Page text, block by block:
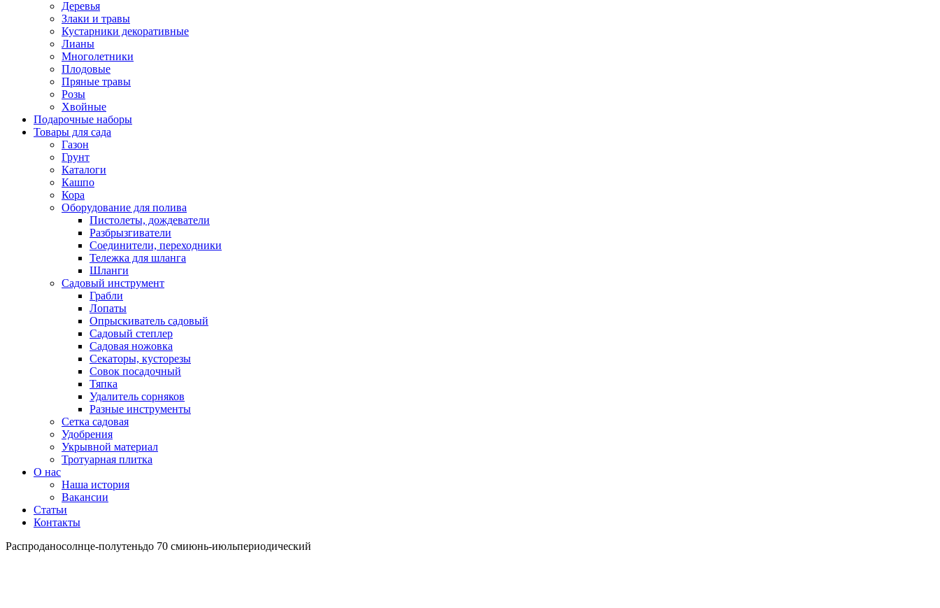
Деревья
Злаки и травы
Кустарники декоративные
Лианы
Многолетники
Плодовые
Пряные травы
Розы
Хвойные
Подарочные наборы
Товары для сада
Газон
Грунт
Каталоги
Кашпо
Кора
Оборудование для полива
Пистолеты, дождеватели
Разбрызгиватели
Соединители, переходники
Тележка для шланга
Шланги
Садовый инструмент
Грабли
Лопаты
Опрыскиватель садовый
Садовый степлер
Садовая ножовка
Секаторы, кусторезы
Совок посадочный
Тяпка
Удалитель сорняков
Разные инструменты
Сетка садовая
Удобрения
Укрывной материал
Тротуарная плитка
О нас
Наша история
Вакансии
Статьи
Контакты
Распроданосолнце-полутеньдо 70 смиюнь-июльпериодический